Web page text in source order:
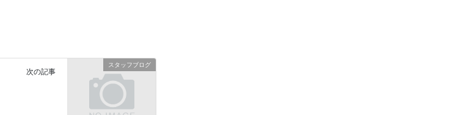
スタッフブログ
次の記事